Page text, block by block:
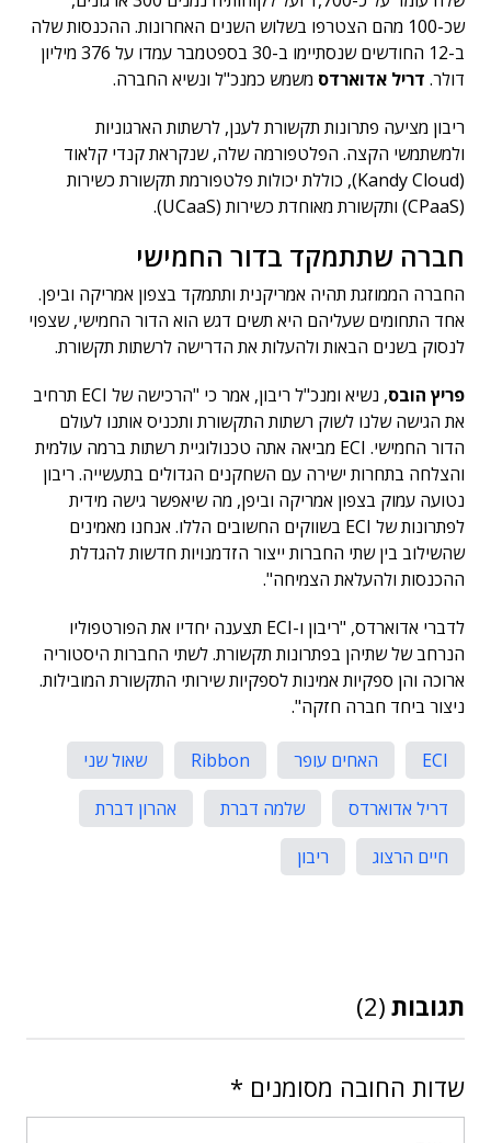
שכ-100 מהם הצטרפו בשלוש השנים האחרונות. ההכנסות שלה
ב-12 החודשים שנסתיימו ב-30 בספטמבר עמדו על 376 מיליון
דולר. דריל אדוארדס משמש כמנכ"ל ונשיא החברה.
ריבון מציעה פתרונות תקשורת לענן, לרשתות הארגוניות
ולמשתמשי הקצה. הפלטפורמה שלה, שנקראת קנדי קלאוד
(Kandy Cloud), כוללת יכולות פלטפורמת תקשורת כשירות
(CPaaS) ותקשורת מאוחדת כשירות (UCaaS).
חברה שתתמקד בדור החמישי
החברה הממוזגת תהיה אמריקנית ותתמקד בצפון אמריקה וביפן.
אחד התחומים שעליהם היא תשים דגש הוא הדור החמישי, שצפוי
לנסוק בשנים הבאות ולהעלות את הדרישה לרשתות תקשורת.
פריץ הובס
, נשיא ומנכ"ל ריבון, אמר כי "הרכישה של ECI תרחיב
את הגישה שלנו לשוק רשתות התקשורת ותכניס אותנו לעולם
הדור החמישי. ECI מביאה אתה טכנולוגיית רשתות ברמה עולמית
והצלחה בתחרות ישירה עם השחקנים הגדולים בתעשייה. ריבון
נטועה עמוק בצפון אמריקה וביפן, מה שיאפשר גישה מידית
לפתרונות של ECI בשווקים החשובים הללו. אנחנו מאמינים
שהשילוב בין שתי החברות ייצור הזדמנויות חדשות להגדלת
ההכנסות ולהעלאת הצמיחה".
לדברי אדוארדס, "ריבון ו-ECI תצענה יחדיו את הפורטפוליו
הנרחב של שתיהן בפתרונות תקשורת. לשתי החברות היסטוריה
ארוכה והן ספקיות אמינות לספקיות שירותי התקשורת המובילות.
ניצור ביחד חברה חזקה".
ECI האחים עופר Ribbon
שאול שני
דריל אדוארדס
שלמה דברת
אהרון דברת
חיים הרצוג
ריבון
תגובות (2)
שדות החובה מסומנים *